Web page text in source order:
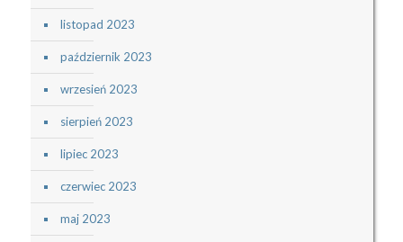
listopad 2023
październik 2023
wrzesień 2023
sierpień 2023
lipiec 2023
czerwiec 2023
maj 2023